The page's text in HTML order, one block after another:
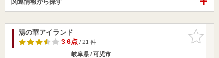
関連情報から探す
お気に入
りに追加
湯の華アイランド
3.6点/ 21 件
岐阜県 / 可児市